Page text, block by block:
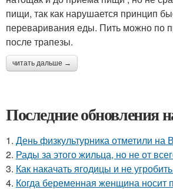
пищи, так как нарушается принцип
переваривания еды. Пить можно по
после трапезы.
читать дальше →
Последние обновления
1. День физкультурника отметили на
2. Рады за этого жильца, но не от
3. Как накачать ягодицы и не
4. Когда беременная женщина носит